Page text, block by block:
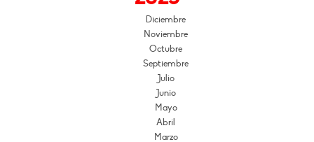
Diciembre
Noviembre
Octubre
Septiembre
Julio
Junio
Mayo
Abril
Marzo